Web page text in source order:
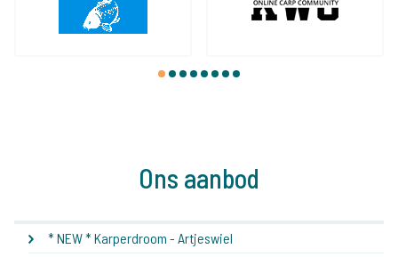
1 2 3 4 5 6 7 8
Ons aanbod
* NEW * Karperdroom - Artjeswiel